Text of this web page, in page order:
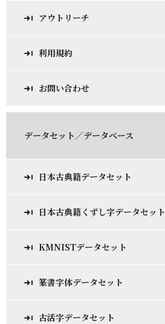
アウトリーチ
利用規約
お問い合わせ
データセット／データベース
日本古典籍データセット
日本古典籍くずし字データセット
KMNISTデータセット
篆書字体データセット
古活字データセット